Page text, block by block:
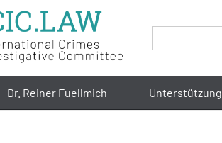
Dr. Reiner Fuellmich Unterstützung